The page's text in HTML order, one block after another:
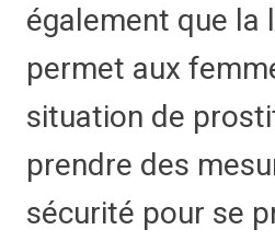
également que la
permet aux
situation de
prendre des
sécurité pour se